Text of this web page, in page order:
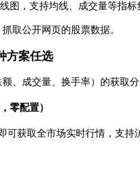
图，支持均线、成交量等指标
取公开网页的股票数据。
方案任选
、成交量、换手率）的获取
零配置）
可获取全市场实时行情，支